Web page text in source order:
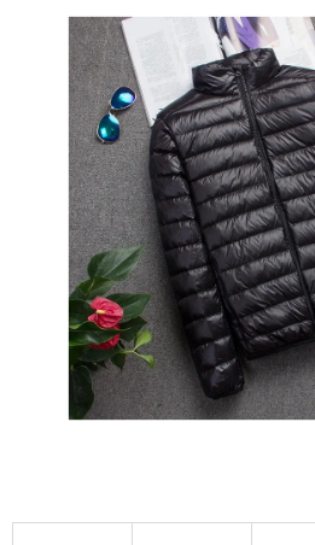
z
5
hvězdiček.